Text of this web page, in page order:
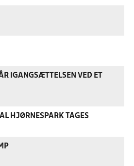
IGANGSÆTTELSEN VED ET
HJØRNESPARK TAGES